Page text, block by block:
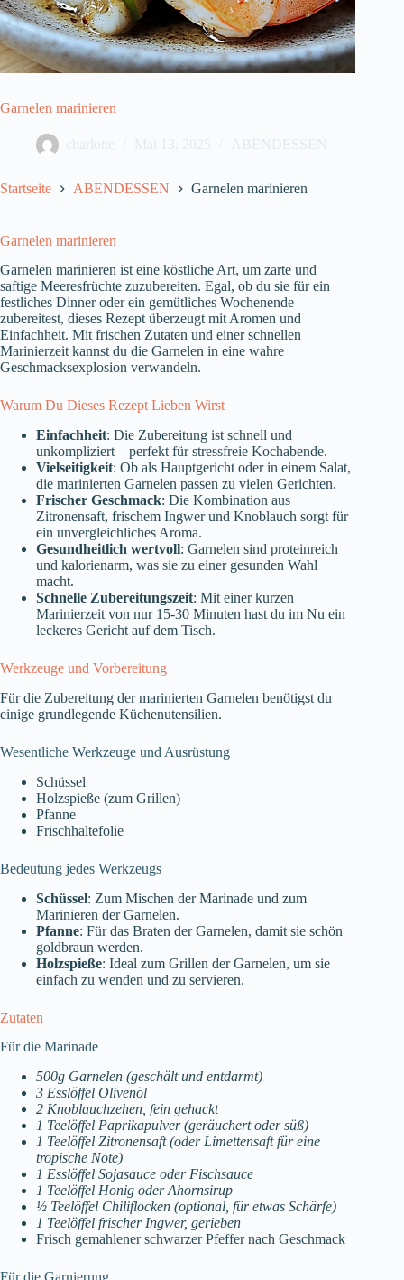
Garnelen marinieren
charlotte Mai 13, 2025 ABENDESSEN
Startseite ABENDESSEN Garnelen marinieren
Garnelen marinieren
Garnelen marinieren ist eine köstliche Art, um zarte und
saftige Meeresfrüchte zuzubereiten. Egal, ob du sie für ein
festliches Dinner oder ein gemütliches Wochenende
zubereitest, dieses Rezept überzeugt mit Aromen und
Einfachheit. Mit frischen Zutaten und einer schnellen
Marinierzeit kannst du die Garnelen in eine wahre
Geschmacksexplosion verwandeln.
Warum Du Dieses Rezept Lieben Wirst
Einfachheit: Die Zubereitung ist schnell und
unkompliziert – perfekt für stressfreie Kochabende.
Vielseitigkeit: Ob als Hauptgericht oder in einem Salat,
die marinierten Garnelen passen zu vielen Gerichten.
Frischer Geschmack: Die Kombination aus
Zitronensaft, frischem Ingwer und Knoblauch sorgt für
ein unvergleichliches Aroma.
Gesundheitlich wertvoll: Garnelen sind proteinreich
und kalorienarm, was sie zu einer gesunden Wahl
macht.
Schnelle Zubereitungszeit: Mit einer kurzen
Marinierzeit von nur 15-30 Minuten hast du im Nu ein
leckeres Gericht auf dem Tisch.
Werkzeuge und Vorbereitung
Für die Zubereitung der marinierten Garnelen benötigst du
einige grundlegende Küchenutensilien.
Wesentliche Werkzeuge und Ausrüstung
Schüssel
Holzspieße (zum Grillen)
Pfanne
Frischhaltefolie
Bedeutung jedes Werkzeugs
Schüssel: Zum Mischen der Marinade und zum
Marinieren der Garnelen.
Pfanne: Für das Braten der Garnelen, damit sie schön
goldbraun werden.
Holzspieße: Ideal zum Grillen der Garnelen, um sie
einfach zu wenden und zu servieren.
Zutaten
Für die Marinade
500g Garnelen (geschält und entdarmt)
3 Esslöffel Olivenöl
2 Knoblauchzehen, fein gehackt
1 Teelöffel Paprikapulver (geräuchert oder süß)
1 Teelöffel Zitronensaft (oder Limettensaft für eine
tropische Note)
1 Esslöffel Sojasauce oder Fischsauce
1 Teelöffel Honig oder Ahornsirup
½ Teelöffel Chiliflocken (optional, für etwas Schärfe)
1 Teelöffel frischer Ingwer, gerieben
Frisch gemahlener schwarzer Pfeffer nach Geschmack